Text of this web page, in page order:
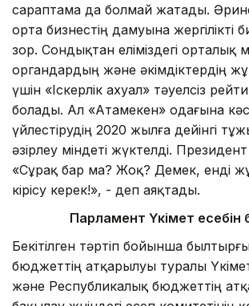
сараптама да болмай жатады.
орта бизнестің дамуына жергілікті
зор. Сондықтан еліміздегі орталық
органдардың және әкімдіктердің
үшін «Іскерлік ахуал» тәуелсіз
болады. Ал «Атамекен» одағына
үйлестірудің 2020 жылға дейінгі
әзірлеу міндеті жүктелді. Президент
«Сұрақ бар ма? Жоқ? Демек, енді
кірісу керек!», - деп аяқтады.
Парламент Үкімет есебін
Бекітілген тәртіп бойынша
бюджеттің атқарылуы туралы
және Республикалық бюджеттің